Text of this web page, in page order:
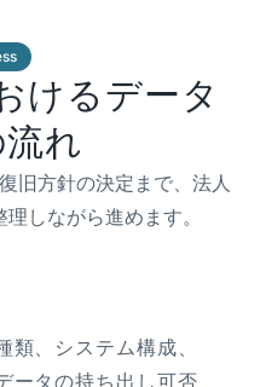
けるデータ
れ
旧方針の決定まで、法人
しながら進めます。
、システム構成、
ータの持ち出し可否